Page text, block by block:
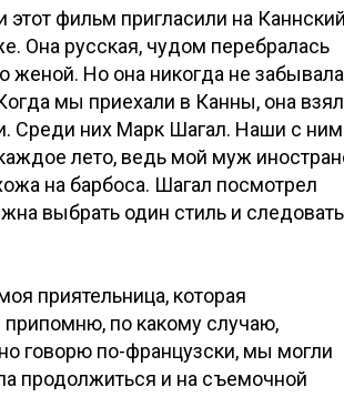
фильм пригласили на Каннский
Она русская, чудом перебралась
женой. Но она никогда не
мы приехали в Канны, она
Среди них Марк Шагал. Наши с ним
лето, ведь мой муж
на барбоса. Шагал посмотрел
выбрать один стиль и следовать
приятельница, которая
по какому случаю,
говорю по-французски, мы могли
продолжиться и на съемочной